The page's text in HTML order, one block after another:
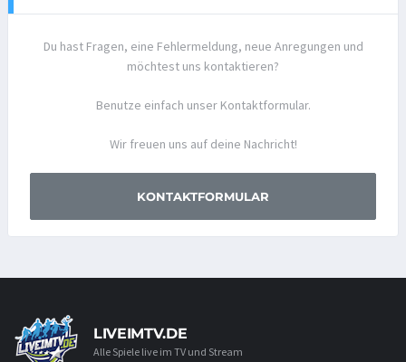
Du hast Fragen, eine Fehlermeldung, neue Anregungen und
möchtest uns kontaktieren?
Benutze einfach unser Kontaktformular.
Wir freuen uns auf deine Nachricht!
KONTAKTFORMULAR
LIVEIMTV.DE
Alle Spiele live im TV und Stream